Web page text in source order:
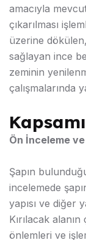
amacıyla mevcut
çıkarılması
üzerine
sağlayan ince
zeminin
çalışmalarında
Ön İnceleme
Şapın
incelemede
yapısı ve diğer
Kırılacak
önlemleri ve